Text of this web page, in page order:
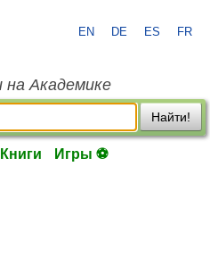
EN DE ES FR
на Академике
Найти!
Книги Игры ⚽